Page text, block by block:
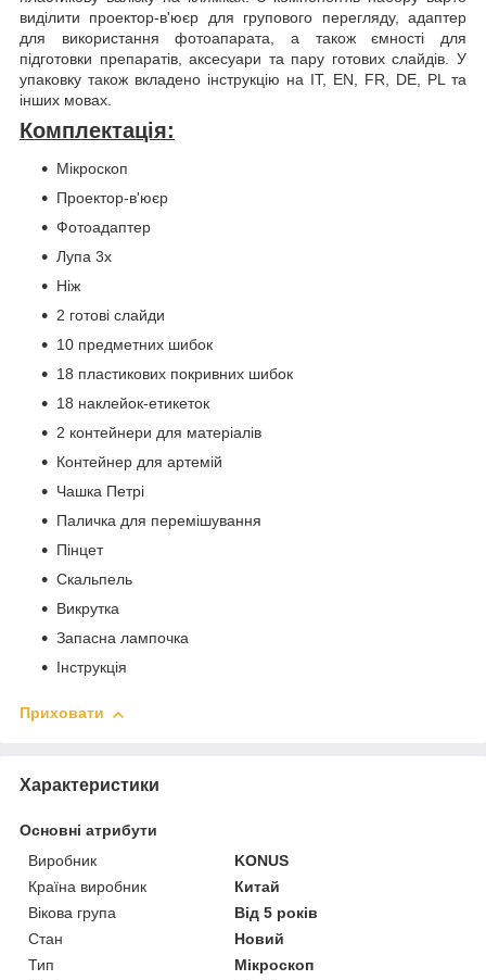
виділити проектор-в'юєр для групового перегляду, адаптер
для використання фотоапарата, а також ємності для
підготовки препаратів, аксесуари та пару готових слайдів. У
упаковку також вкладено інструкцію на IT, EN, FR, DE, PL та
інших мовах.
Комплектація:
Мікроскоп
Проектор-в'юєр
Фотоадаптер
Лупа 3х
Ніж
2 готові слайди
10 предметних шибок
18 пластикових покривних шибок
18 наклейок-етикеток
2 контейнери для матеріалів
Контейнер для артемій
Чашка Петрі
Паличка для перемішування
Пінцет
Скальпель
Викрутка
Запасна лампочка
Інструкція
Приховати
Характеристики
Основні атрибути
Виробник
KONUS
Країна виробник
Китай
Вікова група
Від 5 років
Стан
Новий
Тип
Мікроскоп